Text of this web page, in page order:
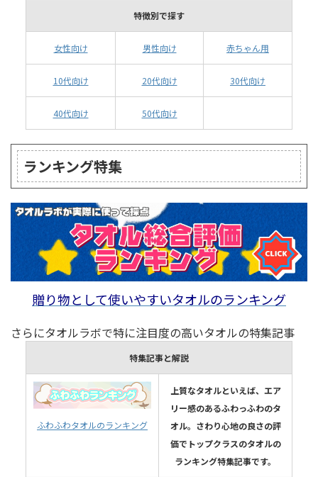
特徴別で探す
女性向け 男性向け 赤ちゃん用
10代向け 20代向け 30代向け
40代向け 50代向け
ランキング特集
贈り物として使いやすいタオルのランキング
さらにタオルラボで特に注目度の高いタオルの特集記事
特集記事と解説
ふわふわタオルのランキング
上質なタオルといえば、エア
リー感のあるふわっふわのタ
オル。さわり心地の良さの評
価でトップクラスのタオルの
ランキング特集記事です。